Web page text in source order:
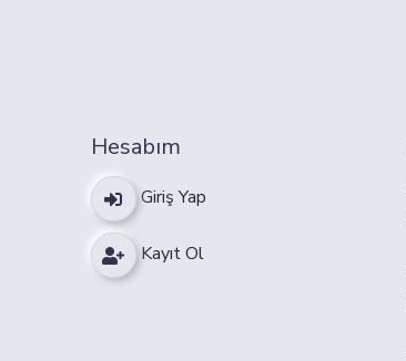
Hesabım
Giriş Yap
Kayıt Ol